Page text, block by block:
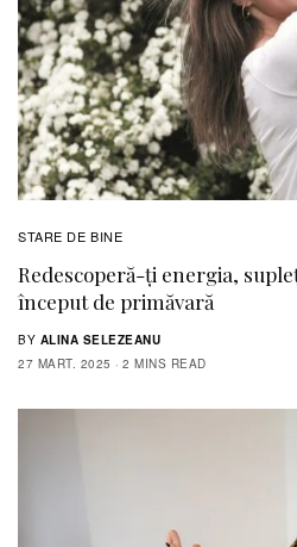
STARE DE BINE
Redescoperă-ţi energia,
început de primăvară
BY ALINA SELEZEANU
27 MART. 2025
2 MINS READ